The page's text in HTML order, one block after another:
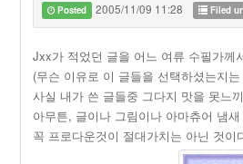
Posted 2005/11/09 11:28 Filed
Jxx가 적었던 글을 어느 여류 수필가께
(무슨 이유로 이 글들을 선택하셨는지
사실 내가 쓴 글들중 그다지 맛을 못느
아무튼, 글이나 그림이나 아마츄어 냄
꼭 프로다운것이 절대가치는 아닌 것이